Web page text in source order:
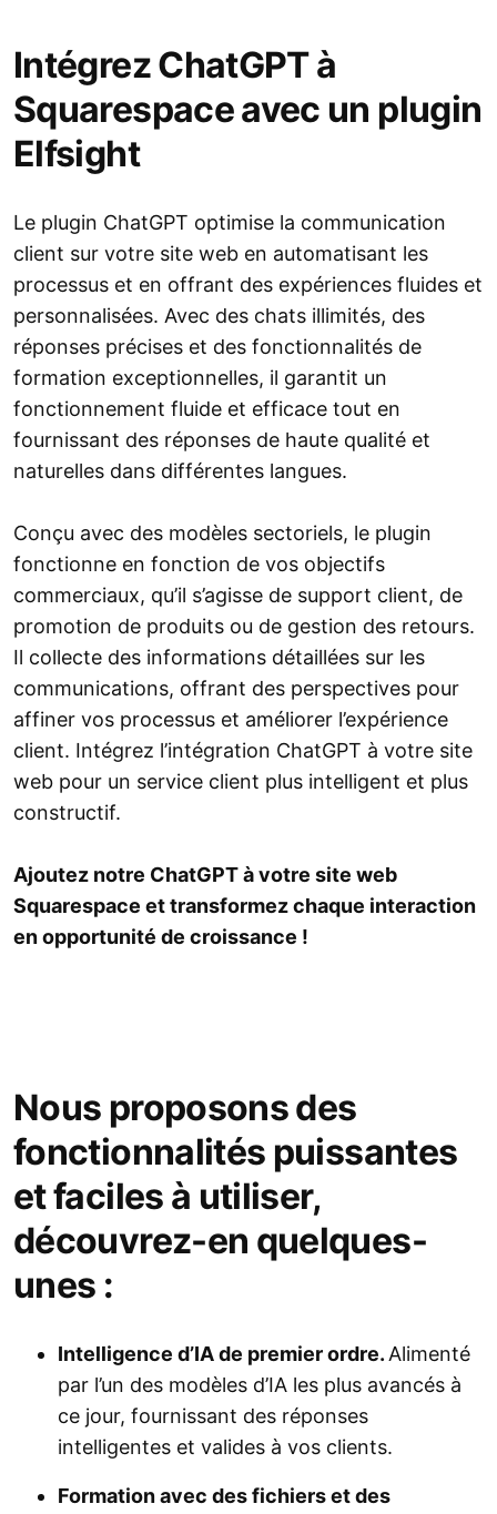
Intégrez ChatGPT à
Squarespace avec un plugin
Elfsight
Le plugin ChatGPT optimise la communication
client sur votre site web en automatisant les
processus et en offrant des expériences fluides et
personnalisées. Avec des chats illimités, des
réponses précises et des fonctionnalités de
formation exceptionnelles, il garantit un
fonctionnement fluide et efficace tout en
fournissant des réponses de haute qualité et
naturelles dans différentes langues.
Conçu avec des modèles sectoriels, le plugin
fonctionne en fonction de vos objectifs
commerciaux, qu’il s’agisse de support client, de
promotion de produits ou de gestion des retours.
Il collecte des informations détaillées sur les
communications, offrant des perspectives pour
affiner vos processus et améliorer l’expérience
client. Intégrez l’intégration ChatGPT à votre site
web pour un service client plus intelligent et plus
constructif.
Ajoutez notre ChatGPT à votre site web
Squarespace et transformez chaque interaction
en opportunité de croissance !
Nous proposons des
fonctionnalités puissantes
et faciles à utiliser,
découvrez-en quelques-
unes :
Intelligence d’IA de premier ordre.Alimenté
par l’un des modèles d’IA les plus avancés à
ce jour, fournissant des réponses
intelligentes et valides à vos clients.
Formation avec des fichiers et des